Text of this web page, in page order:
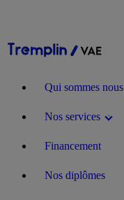
Qui sommes nous
Nos services
Financement
Nos diplômes